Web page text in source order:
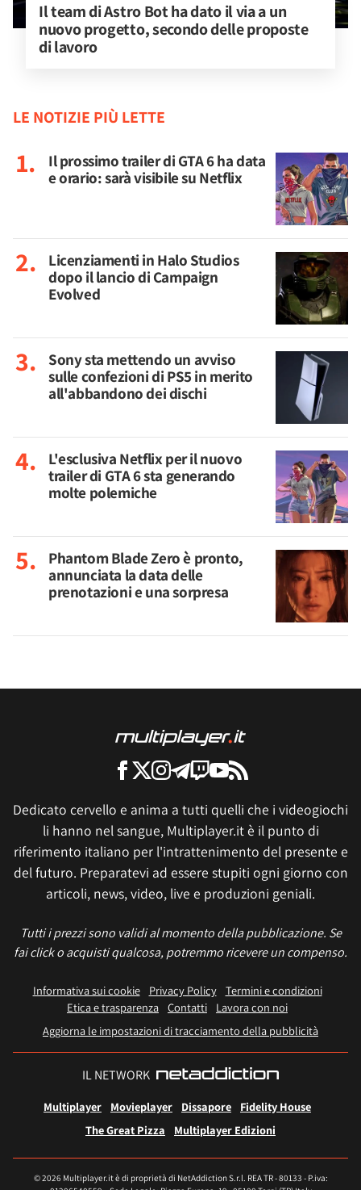
Il team di Astro Bot ha dato il via a un
nuovo progetto, secondo delle proposte
di lavoro
LE NOTIZIE PIÙ LETTE
Il prossimo trailer di GTA 6 ha data
e orario: sarà visibile su Netflix
Licenziamenti in Halo Studios
dopo il lancio di Campaign
Evolved
Sony sta mettendo un avviso
sulle confezioni di PS5 in merito
all'abbandono dei dischi
L'esclusiva Netflix per il nuovo
trailer di GTA 6 sta generando
molte polemiche
Phantom Blade Zero è pronto,
annunciata la data delle
prenotazioni e una sorpresa
Dedicato cervello e anima a tutti quelli che i videogiochi
li hanno nel sangue, Multiplayer.it è il punto di
riferimento italiano per l'intrattenimento del presente e
del futuro. Preparatevi ad essere stupiti ogni giorno con
articoli, news, video, live e produzioni geniali.
Tutti i prezzi sono validi al momento della pubblicazione. Se
fai click o acquisti qualcosa, potremmo ricevere un compenso.
Informativa sui cookie Privacy Policy
Termini e condizioni
Etica e trasparenza Contatti
Lavora con noi
Aggiorna le impostazioni di tracciamento della pubblicità
IL NETWORK
Multiplayer Movieplayer Dissapore
Fidelity House
The Great Pizza
Multiplayer Edizioni
© 2026 Multiplayer.it è di proprietà di NetAddiction S.r.l. REA TR - 80133 - P.iva: